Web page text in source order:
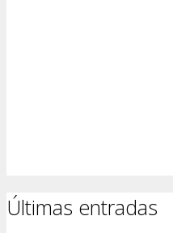
Últimas entradas